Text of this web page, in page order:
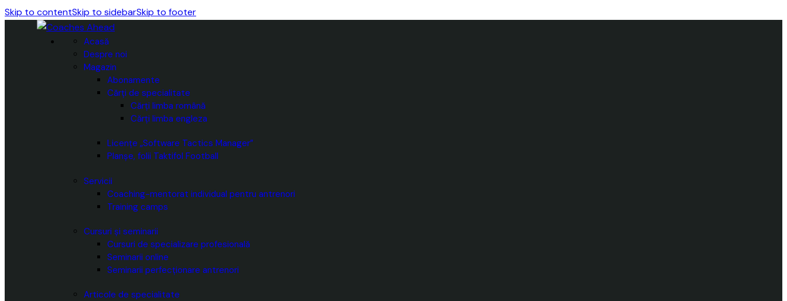
Skip to contentSkip to sidebarSkip to footer
Acasă
Despre noi
Magazin
Abonamente
Cărți de specialitate
Cărți limba română
Cărți limba engleza
Licențe „Software Tactics Manager”
Planșe, folii Taktifol Football
Servicii
Coaching-mentorat individual pentru antrenori
Training camps
Cursuri și seminarii
Cursuri de specializare profesională
Seminarii online
Seminarii perfecționare antrenori
Articole de specialitate